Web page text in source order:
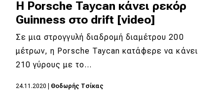
H Porsche Taycan κάνει ρεκόρ
Guinness στο drift [video]
Σε μια στρογγυλή διαδρομή διαμέτρου 200
μέτρων, η Porsche Taycan κατάφερε να κάνει
210 γύρους με το…
24.11.2020 Θοδωρής Τσίκας